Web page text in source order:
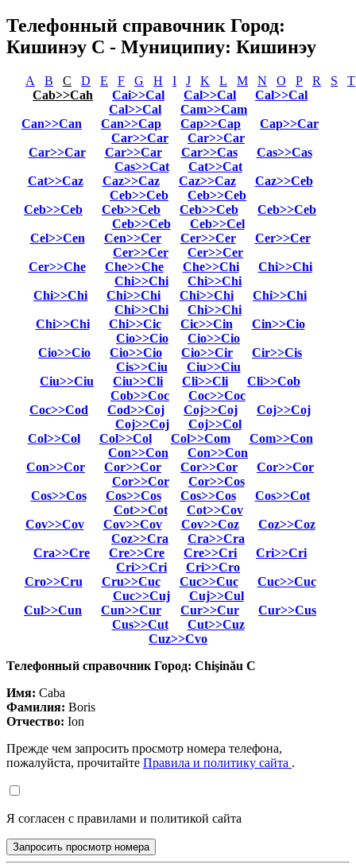
Телефонный справочник Город:
Кишинэу C - Муниципиу: Кишинэу
A B C D E F G H I J K L M N O P R S
T
Cab>>Cah
Cai>>Cal Cal>>Cal
Cal>>Cal
Cal>>Cal
Cam>>Cam
Can>>Can
Can>>Cap Cap>>Cap
Cap>>Car
Car>>Car
Car>>Car
Car>>Car
Car>>Car Car>>Cas
Cas>>Cas
Cas>>Cat
Cat>>Cat
Cat>>Caz
Caz>>Caz Caz>>Caz
Caz>>Ceb
Ceb>>Ceb
Ceb>>Ceb
Ceb>>Ceb
Ceb>>Ceb Ceb>>Ceb
Ceb>>Ceb
Ceb>>Ceb
Ceb>>Cel
Cel>>Cen
Cen>>Cer Cer>>Cer
Cer>>Cer
Cer>>Cer
Cer>>Cer
Cer>>Che
Che>>Che Che>>Chi
Chi>>Chi
Chi>>Chi
Chi>>Chi
Chi>>Chi
Chi>>Chi Chi>>Chi
Chi>>Chi
Chi>>Chi
Chi>>Chi
Chi>>Chi
Chi>>Cic Cic>>Cin
Cin>>Cio
Cio>>Cio
Cio>>Cio
Cio>>Cio
Cio>>Cio Cio>>Cir
Cir>>Cis
Cis>>Ciu
Ciu>>Ciu
Ciu>>Ciu
Ciu>>Cli Cli>>Cli
Cli>>Cob
Cob>>Coc
Coc>>Coc
Coc>>Cod
Cod>>Coj Coj>>Coj
Coj>>Coj
Coj>>Coj
Coj>>Col
Col>>Col
Col>>Col Col>>Com
Com>>Con
Con>>Con
Con>>Con
Con>>Cor
Cor>>Cor Cor>>Cor
Cor>>Cor
Cor>>Cor
Cor>>Cos
Cos>>Cos
Cos>>Cos Cos>>Cos
Cos>>Cot
Cot>>Cot
Cot>>Cov
Cov>>Cov
Cov>>Cov Cov>>Coz
Coz>>Coz
Coz>>Cra
Cra>>Cra
Cra>>Cre
Cre>>Cre Cre>>Cri
Cri>>Cri
Cri>>Cri
Cri>>Cro
Cro>>Cru
Cru>>Cuc Cuc>>Cuc
Cuc>>Cuc
Cuc>>Cuj
Cuj>>Cul
Cul>>Cun
Cun>>Cur Cur>>Cur
Cur>>Cus
Cus>>Cut
Cut>>Cuz
Cuz>>Cvo
Телефонный справочник Город: Chişinău C
Имя: Caba
Фамилия: Boris
Отчество: Ion
Прежде чем запросить просмотр номера телефона,
пожалуйста, прочитайте Правила и политику сайта .
Я согласен с правилами и политикой сайта
Запросить просмотр номера